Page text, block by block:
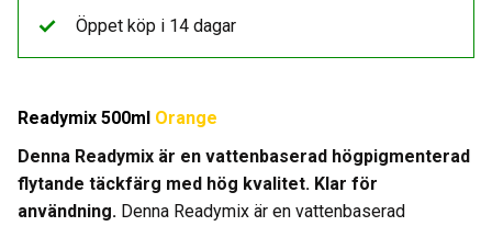
Readymix 500ml Orange
Denna Readymix är en vattenbaserad högpigmenterad
flytande täckfärg med hög kvalitet. Klar för
användning. Denna Readymix är en vattenbaserad
Öppet köp i 14 dagar